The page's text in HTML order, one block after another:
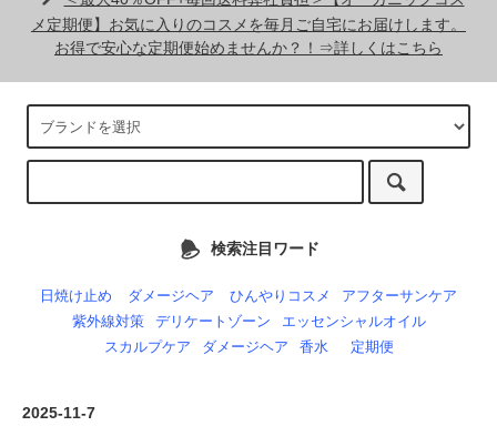
メ定期便】お気に入りのコスメを毎月ご自宅にお届けします。
お得で安心な定期便始めませんか？！⇒詳しくはこちら
検索注目ワード
日焼け止め ダメージヘア ひんやりコスメ
アフターサンケア
紫外線対策
デリケートゾーン
エッセンシャルオイル
スカルプケア
ダメージヘア 香水 定期便
2025-11-7